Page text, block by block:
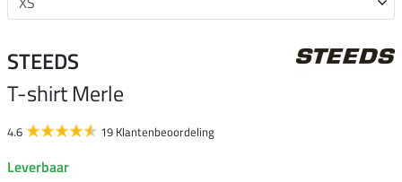
STEEDS
T-shirt Merle
4.6 19 Klantenbeoordeling
Leverbaar